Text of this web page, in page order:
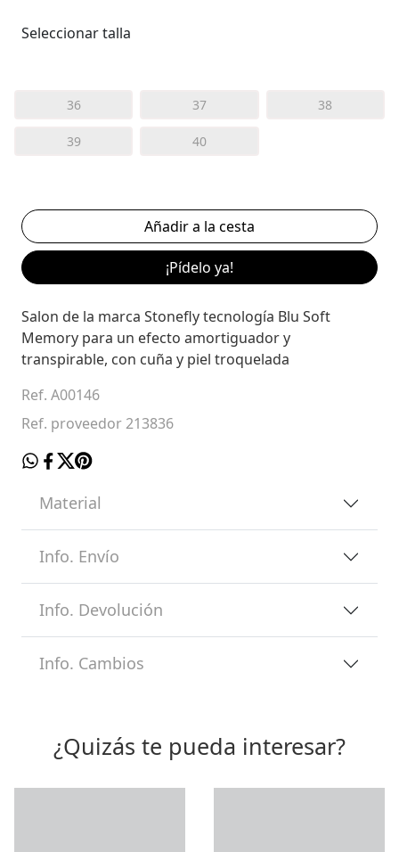
Seleccionar talla
36 37 38
39 40
¡Pídelo ya!
Salon de la marca Stonefly tecnología Blu Soft
Memory para un efecto amortiguador y
transpirable, con cuña y piel troquelada
Ref. A00146
Ref. proveedor 213836
Material
Info. Envío
Info. Devolución
Info. Cambios
¿Quizás te pueda interesar?